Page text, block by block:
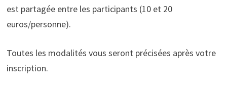
est partagée entre les participants (10 et 20
euros/personne).
Toutes les modalités vous seront précisées après votre
inscription.